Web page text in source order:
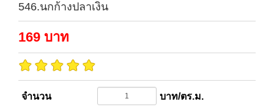
546.นกก้างปลาเงิน
169 บาท
จำนวน บาท/ตร.ม.